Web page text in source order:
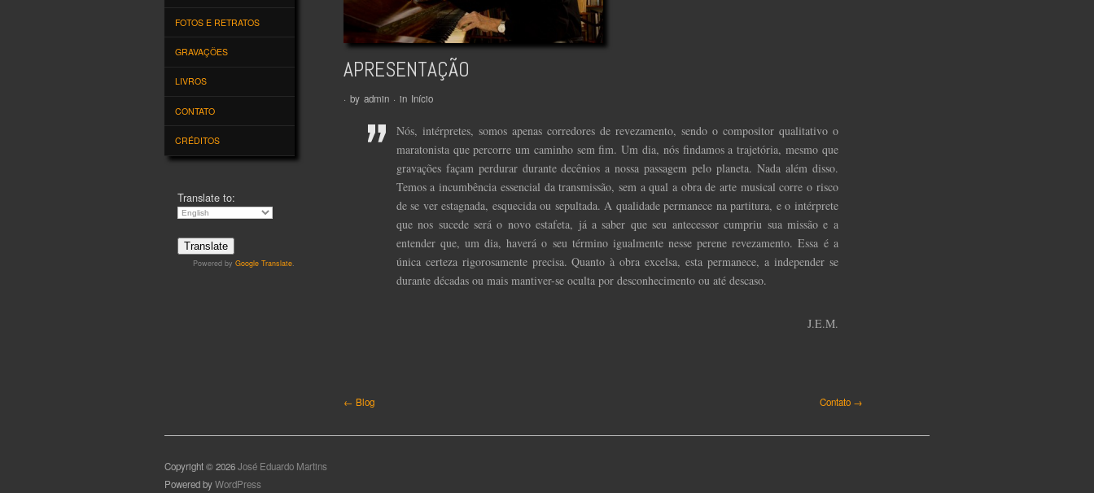
FOTOS E RETRATOS
GRAVAÇÕES
LIVROS
CONTATO
CRÉDITOS
Translate to:
Powered by Google Translate.
APRESENTAÇÃO
· by admin · in Início
Nós, intérpretes, somos apenas corredores de revezamento, sendo o compositor qualitativo o
maratonista que percorre um caminho sem fim. Um dia, nós findamos a trajetória, mesmo que
gravações façam perdurar durante decênios a nossa passagem pelo planeta. Nada além disso.
Temos a incumbência essencial da transmissão, sem a qual a obra de arte musical corre o risco
de se ver estagnada, esquecida ou sepultada. A qualidade permanece na partitura, e o intérprete
que nos sucede será o novo estafeta, já a saber que seu antecessor cumpriu sua missão e a
entender que, um dia, haverá o seu término igualmente nesse perene revezamento. Essa é a
única certeza rigorosamente precisa. Quanto à obra excelsa, esta permanece, a independer se
durante décadas ou mais mantiver-se oculta por desconhecimento ou até descaso.
J.E.M.
← Blog Contato →
Copyright © 2026José Eduardo Martins
Powered byWordPress